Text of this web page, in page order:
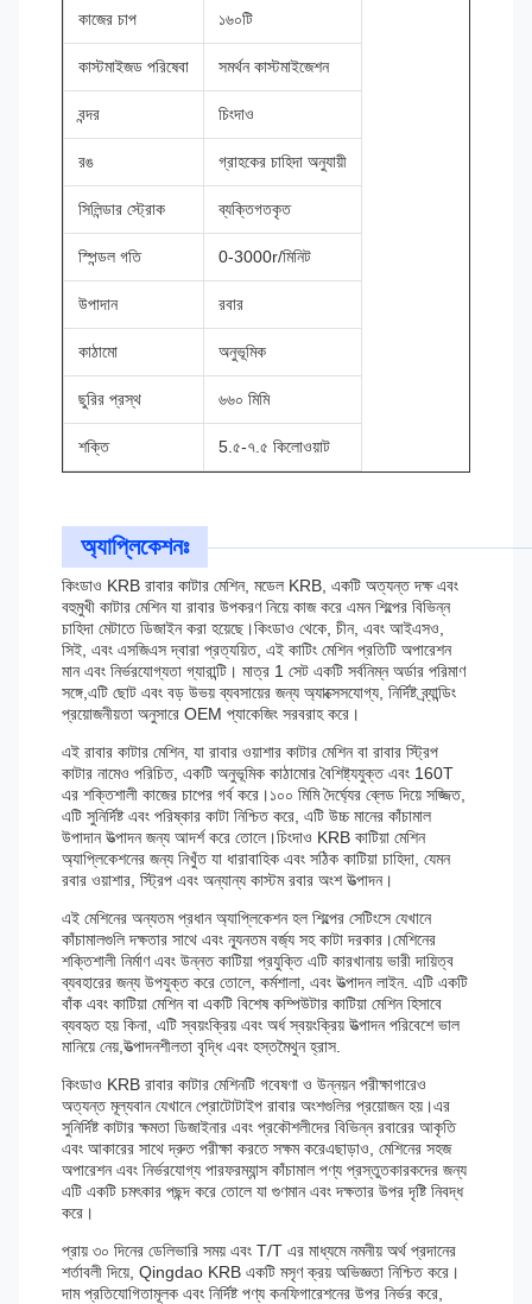
কাজের চাপ ১৬০টি
কাস্টমাইজড পরিষেবা সমর্থন কাস্টমাইজেশন
বন্দর চিংদাও
রঙ গ্রাহকের চাহিদা অনুযায়ী
সিলিন্ডার স্ট্রোক ব্যক্তিগতকৃত
স্পিন্ডল গতি 0-3000r/মিনিট
উপাদান রবার
কাঠামো অনুভূমিক
ছুরির প্রস্থ ৬৬০ মিমি
শক্তি 5.৫-৭.৫ কিলোওয়াট
অ্যাপ্লিকেশনঃ
কিংডাও KRB রাবার কাটার মেশিন, মডেল KRB, একটি অত্যন্ত দক্ষ এবং
বহুমুখী কাটার মেশিন যা রাবার উপকরণ নিয়ে কাজ করে এমন শিল্পের বিভিন্ন
চাহিদা মেটাতে ডিজাইন করা হয়েছে।কিংডাও থেকে, চীন, এবং আইএসও,
সিই, এবং এসজিএস দ্বারা প্রত্যয়িত, এই কাটিং মেশিন প্রতিটি অপারেশন
মান এবং নির্ভরযোগ্যতা গ্যারান্টি। মাত্র 1 সেট একটি সর্বনিম্ন অর্ডার পরিমাণ
সঙ্গে,এটি ছোট এবং বড় উভয় ব্যবসায়ের জন্য অ্যাক্সেসযোগ্য, নির্দিষ্ট ব্র্যান্ডিং
প্রয়োজনীয়তা অনুসারে OEM প্যাকেজিং সরবরাহ করে।
এই রাবার কাটার মেশিন, যা রাবার ওয়াশার কাটার মেশিন বা রাবার স্ট্রিপ
কাটার নামেও পরিচিত, একটি অনুভূমিক কাঠামোর বৈশিষ্ট্যযুক্ত এবং 160T
এর শক্তিশালী কাজের চাপের গর্ব করে।১০০ মিমি দৈর্ঘ্যের ব্লেড দিয়ে সজ্জিত,
এটি সুনির্দিষ্ট এবং পরিষ্কার কাটা নিশ্চিত করে, এটি উচ্চ মানের কাঁচামাল
উপাদান উত্পাদন জন্য আদর্শ করে তোলে।চিংদাও KRB কাটিয়া মেশিন
অ্যাপ্লিকেশনের জন্য নিখুঁত যা ধারাবাহিক এবং সঠিক কাটিয়া চাহিদা, যেমন
রবার ওয়াশার, স্ট্রিপ এবং অন্যান্য কাস্টম রবার অংশ উত্পাদন।
এই মেশিনের অন্যতম প্রধান অ্যাপ্লিকেশন হল শিল্পের সেটিংসে যেখানে
কাঁচামালগুলি দক্ষতার সাথে এবং ন্যূনতম বর্জ্য সহ কাটা দরকার।মেশিনের
শক্তিশালী নির্মাণ এবং উন্নত কাটিয়া প্রযুক্তি এটি কারখানায় ভারী দায়িত্ব
ব্যবহারের জন্য উপযুক্ত করে তোলে, কর্মশালা, এবং উত্পাদন লাইন. এটি একটি
বাঁক এবং কাটিয়া মেশিন বা একটি বিশেষ কম্পিউটার কাটিয়া মেশিন হিসাবে
ব্যবহৃত হয় কিনা, এটি স্বয়ংক্রিয় এবং অর্ধ স্বয়ংক্রিয় উত্পাদন পরিবেশে ভাল
মানিয়ে নেয়,উত্পাদনশীলতা বৃদ্ধি এবং হস্তমৈথুন হ্রাস.
কিংডাও KRB রাবার কাটার মেশিনটি গবেষণা ও উন্নয়ন পরীক্ষাগারেও
অত্যন্ত মূল্যবান যেখানে প্রোটোটাইপ রাবার অংশগুলির প্রয়োজন হয়।এর
সুনির্দিষ্ট কাটার ক্ষমতা ডিজাইনার এবং প্রকৌশলীদের বিভিন্ন রবারের আকৃতি
এবং আকারের সাথে দ্রুত পরীক্ষা করতে সক্ষম করেএছাড়াও, মেশিনের সহজ
অপারেশন এবং নির্ভরযোগ্য পারফরম্যান্স কাঁচামাল পণ্য প্রস্তুতকারকদের জন্য
এটি একটি চমৎকার পছন্দ করে তোলে যা গুণমান এবং দক্ষতার উপর দৃষ্টি নিবদ্ধ
করে।
প্রায় ৩০ দিনের ডেলিভারি সময় এবং T/T এর মাধ্যমে নমনীয় অর্থ প্রদানের
শর্তাবলী দিয়ে, Qingdao KRB একটি মসৃণ ক্রয় অভিজ্ঞতা নিশ্চিত করে।
দাম প্রতিযোগিতামূলক এবং নির্দিষ্ট পণ্য কনফিগারেশনের উপর নির্ভর করে,